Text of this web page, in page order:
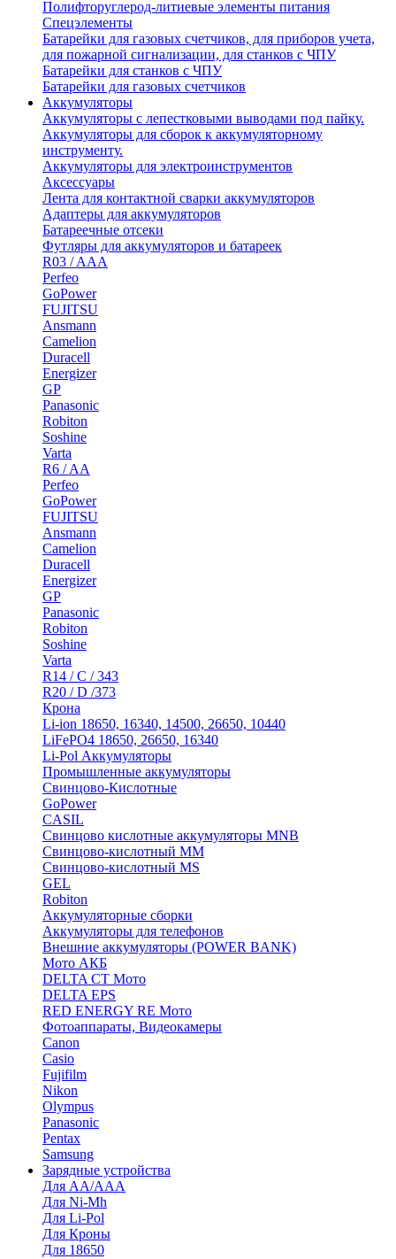
Полифторуглерод-литиевые элементы питания
Спецэлементы
Батарейки для газовых счетчиков, для приборов учета,
для пожарной сигнализации, для станков с ЧПУ
Батарейки для станков с ЧПУ
Батарейки для газовых счетчиков
Аккумуляторы
Аккумуляторы с лепестковыми выводами под пайку.
Аккумуляторы для сборок к аккумуляторному
инструменту.
Аккумуляторы для электроинструментов
Аксессуары
Лента для контактной сварки аккумуляторов
Адаптеры для аккумуляторов
Батареечные отсеки
Футляры для аккумуляторов и батареек
R03 / AAA
Perfeo
GoPower
FUJITSU
Ansmann
Camelion
Duracell
Energizer
GP
Panasonic
Robiton
Soshine
Varta
R6 / AA
Perfeo
GoPower
FUJITSU
Ansmann
Camelion
Duracell
Energizer
GP
Panasonic
Robiton
Soshine
Varta
R14 / C / 343
R20 / D /373
Крона
Li-ion 18650, 16340, 14500, 26650, 10440
LiFePO4 18650, 26650, 16340
Li-Pol Аккумуляторы
Промышленные аккумуляторы
Свинцово-Кислотные
GoPower
CASIL
Свинцово кислотные аккумуляторы MNB
Cвинцово-кислотный MM
Cвинцово-кислотный MS
GEL
Robiton
Аккумуляторные сборки
Аккумуляторы для телефонов
Внешние аккумуляторы (POWER BANK)
Мото АКБ
DELTA CT Мото
DELTA EPS
RED ENERGY RE Мото
Фотоаппараты, Видеокамеры
Canon
Casio
Fujifilm
Nikon
Olympus
Panasonic
Pentax
Samsung
Зарядные устройства
Для AA/AAA
Для Ni-Mh
Для Li-Pol
Для Кроны
Для 18650